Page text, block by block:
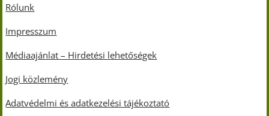
Rólunk
Impresszum
Médiaajánlat – Hirdetési lehetőségek
Jogi közlemény
Adatvédelmi és adatkezelési tájékoztató